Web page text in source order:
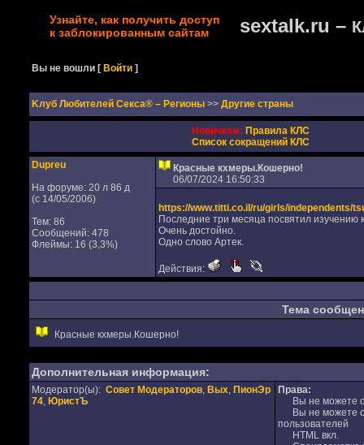
Узнайте, как получить доступ
к заблокированным сайтам
sextalk.ru –
Вы не вошли [Войти ]
Kлуб Любителей Секса® – Регионы >> Другие страны
Новичкам: Правила КЛС
Список сокращений КЛС
Dupreu
На форуме: 20 л 86 д
(с 14/05/2006)
Тем: 86
Сообщений: 478
Флеймы: 16 (3,3%)
Красные кхмеры.Кошерно!
06/07/2024 16:50:33
https://www.titti.co.il/ru/girls/independents/
Последние три месяца посвятил изучению
Очень достойно.
Одно слово Артек.
Действия:
Тема
Красные кхмеры.Кошерно!
Дополнительная информация:
Модератор(ы): Совет Модераторов, Вых, ПионЭр
74, ЮристЪ
Права:
Вы не можете
Вы не можете
пользователей
HTML вкл.